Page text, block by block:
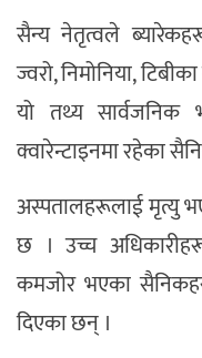
सैन्य नेतृत्वले
ज्वरो, निमोनिया,
यो तथ्य
क्वारेन्टाइनमा रहेका
अस्पतालहरूलाई मृत्यु
छ । उच्च
कमजोर भएका
दिएका छन् ।